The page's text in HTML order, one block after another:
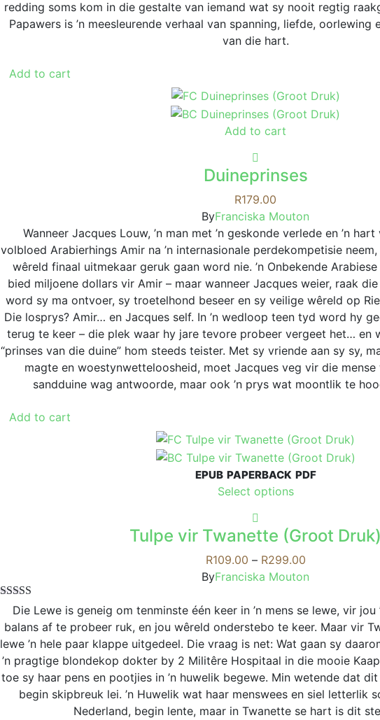
redding soms kom in die gestalte van iemand wat sy nooit regtig
Papawers is ’n meesleurende verhaal van spanning, liefde, oorlewing
van die hart.
Add to cart
Add to cart
Duineprinses
R179.00
ByFranciska Mouton
Wanneer Jacques Louw, ’n man met ’n geskonde verlede en ’n
volbloed Arabierhings Amir na ’n internasionale perdekompetisie
wêreld finaal uitmekaar geruk gaan word nie. ’n Onbekende
bied miljoene dollars vir Amir – maar wanneer Jacques weier, raak
word sy ma ontvoer, sy troetelhond beseer en sy veilige wêreld op
Die losprys? Amir… en Jacques self. In ’n wedloop teen tyd word hy
terug te keer – die plek waar hy jare tevore probeer vergeet het… en
“prinses van die duine” hom steeds teister. Met sy vriende aan sy sy,
magte en woestynwetteloosheid, moet Jacques veg vir die
sandduine wag antwoorde, maar ook ’n prys wat moontlik te
Add to cart
EPUB PAPERBACK PDF
Select optionsThis
multiple
variants.
The
may
be
chosen
on
the
product
page
Tulpe vir Twanette (Groot Druk)
R109.00 – R299.00Price
range:
through
R299.00
ByFranciska Mouton
Rated5.00
out of 5
Die Lewe is geneig om tenminste één keer in ’n mens se lewe, vir jou
balans af te probeer ruk, en jou wêreld onderstebo te keer. Maar vir
lewe ’n hele paar klappe uitgedeel. Die vraag is net: Wat gaan sy
’n pragtige blondekop dokter by 2 Militêre Hospitaal in die mooie
toe sy haar pens en pootjies in ’n huwelik begewe. Min wetende dat
begin skipbreuk lei. ’n Huwelik wat haar menswees en siel letterlik
Nederland, begin lente, maar in Twanette se hart is dit